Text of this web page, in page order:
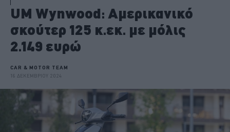
UM Wynwood: Αμερικανικό
σκούτερ 125 κ.εκ. με μόλις
2.149 ευρώ
CAR & MOTOR TEAM
16 ΔΕΚΕΜΒΡΙΟΥ 2024